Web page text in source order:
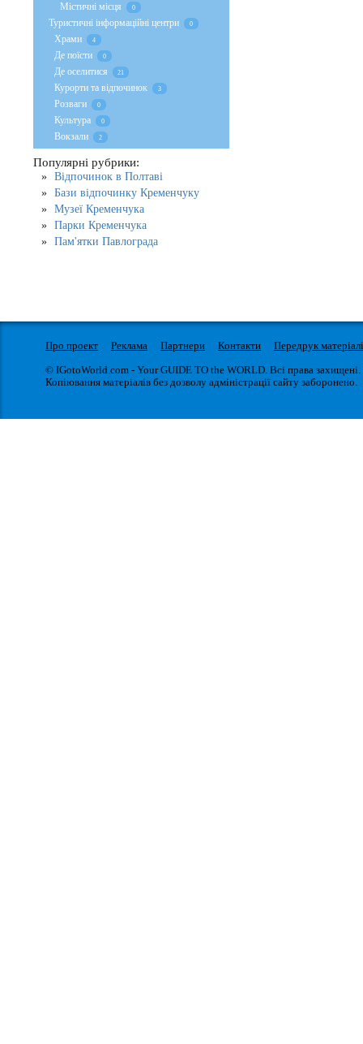
Містичні місця 0
Туристичні інформаційні центри 0
Храми 4
Де поїсти 0
Де оселитися 21
Курорти та відпочинок 3
Розваги 0
Культура 0
Вокзали 2
Популярні рубрики:
Відпочинок в Полтаві
Бази відпочинку Кременчуку
Музеї Кременчука
Парки Кременчука
Пам'ятки Павлограда
Про проект Реклама Партнери Контакти
Передрук
© IGotoWorld.com - Your GUIDE TO the WORLD. Всі права захищені.
Копіювання матеріалів без дозволу адміністрації сайту заборонено.